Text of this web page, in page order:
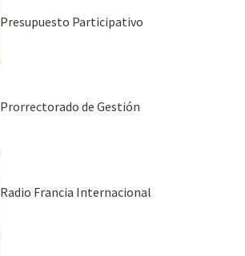
Presupuesto Participativo
Prorrectorado de Gestión
Radio Francia Internacional